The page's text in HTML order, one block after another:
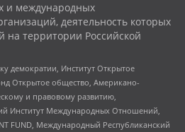
и международных
деятельность которых
на территории Российской
демократии, Институт Открытое
Открытое общество, Американо-
и правовому развитию,
Институт Международных Отношений,
FUND, Международный Республиканский